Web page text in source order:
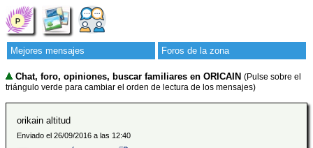
Mejores mensajes Foros de la zona
Chat, foro, opiniones, buscar familiares en ORICAIN (Pulse sobre el
triángulo verde para cambiar el orden de lectura de los mensajes)
orikain altitud
Enviado el 26/09/2016 a las 12:40